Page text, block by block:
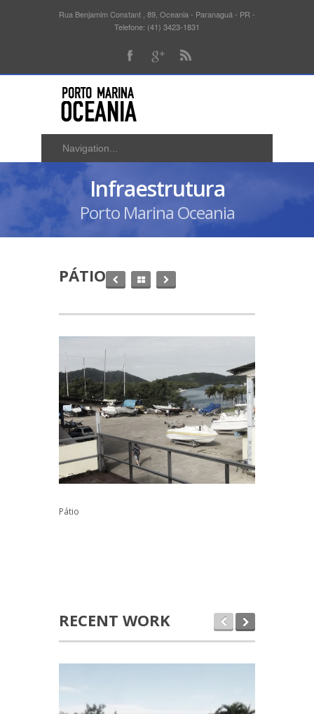
Rua Benjamim Constant , 89, Oceania - Paranaguá - PR -
Telefone: (41) 3423-1831
Infraestrutura
Porto Marina Oceania
PÁTIO
Pátio
RECENT WORK